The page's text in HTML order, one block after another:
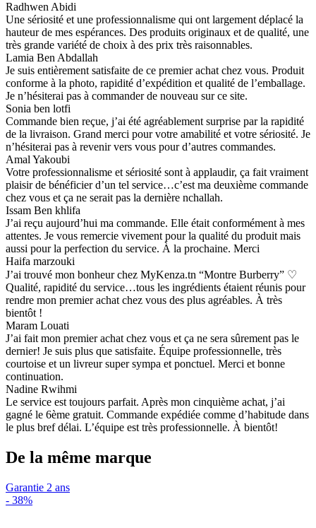
Radhwen Abidi
Une sériosité et une professionnalisme qui ont largement déplacé la
hauteur de mes espérances. Des produits originaux et de qualité, une
très grande variété de choix à des prix très raisonnables.
Lamia Ben Abdallah
Je suis entièrement satisfaite de ce premier achat chez vous. Produit
conforme à la photo, rapidité d’expédition et qualité de l’emballage.
Je n’hésiterai pas à commander de nouveau sur ce site.
Sonia ben lotfi
Commande bien reçue, j’ai été agréablement surprise par la rapidité
de la livraison. Grand merci pour votre amabilité et votre sériosité. Je
n’hésiterai pas à revenir vers vous pour d’autres commandes.
Amal Yakoubi
Votre professionnalisme et sériosité sont à applaudir, ça fait vraiment
plaisir de bénéficier d’un tel service…c’est ma deuxième commande
chez vous et ça ne serait pas la dernière nchallah.
Issam Ben khlifa
J’ai reçu aujourd’hui ma commande. Elle était conformément à mes
attentes. Je vous remercie vivement pour la qualité du produit mais
aussi pour la perfection du service. À la prochaine. Merci
Haifa marzouki
J’ai trouvé mon bonheur chez MyKenza.tn “Montre Burberry” ♡
Qualité, rapidité du service…tous les ingrédients étaient réunis pour
rendre mon premier achat chez vous des plus agréables. À très
bientôt !
Maram Louati
J’ai fait mon premier achat chez vous et ça ne sera sûrement pas le
dernier! Je suis plus que satisfaite. Équipe professionnelle, très
courtoise et un livreur super sympa et ponctuel. Merci et bonne
continuation.
Nadine Rwihmi
Le service est toujours parfait. Après mon cinquième achat, j’ai
gagné le 6ème gratuit. Commande expédiée comme d’habitude dans
le plus bref délai. L’équipe est très professionnelle. À bientôt!
De la même marque
Garantie 2 ans
- 38%